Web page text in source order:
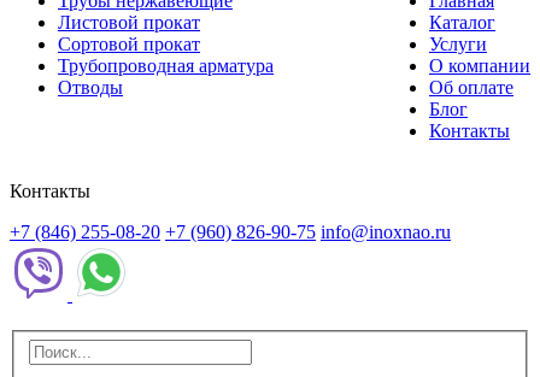
Листовой прокат
Сортовой прокат
Трубопроводная арматура
Отводы
Каталог
Услуги
О компании
Об оплате
Блог
Контакты
Контакты
+7 (846) 255-08-20 +7 (960) 826-90-75 info@inoxnao.ru